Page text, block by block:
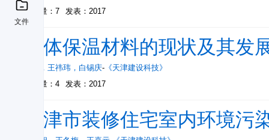
文件
被引量：7
发表：2017
墙体保温材料的现状及其发
， 王祎玮 ， 白锡庆- 《天津建设科技》
被引量：4
发表：2017
天津市装修住宅室内环境污